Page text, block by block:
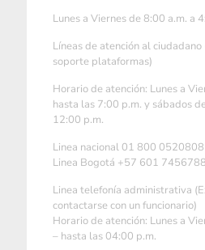
Lunes a Viernes de 8:00 a.m. a
Líneas de atención al
soporte plataformas)
Horario de atención: Lunes a
hasta las 7:00 p.m. y sábados
12:00 p.m.
Linea nacional 01 800 0520808
Linea Bogotá +57 601 7456788
Linea telefonía administrativa
contactarse con un funcionario)
Horario de atención: Lunes a
– hasta las 04:00 p.m.